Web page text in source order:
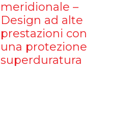
meridionale –
Design ad alte
prestazioni con
una protezione
superduratura